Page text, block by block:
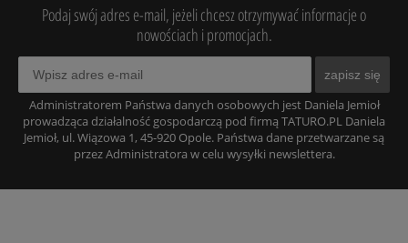
Podaj swój adres e-mail, jeżeli chcesz otrzymywać informacje o
nowościach i promocjach.
zapisz się
Administratorem Państwa danych osobowych jest Daniela Jemioł
prowadząca działalność gospodarczą pod firmą TATURO.PL Daniela
Jemioł, ul. Wiązowa 1, 45-920 Opole. Państwa dane przetwarzane są
przez Administratora w celu wysyłki newslettera.